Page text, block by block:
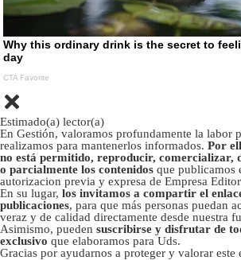
Estimado(a) lector(a)
En Gestión, valoramos profundamente la labor
realizamos para mantenerlos informados. Por
no está permitido, reproducir, comercializar,
o parcialmente los contenidos que publicamos
autorizacion previa y expresa de Empresa
En su lugar, los invitamos a compartir el
publicaciones, para que más personas puedan
veraz y de calidad directamente desde nuestra
Asimismo, pueden suscribirse y disfrutar de
exclusivo que elaboramos para Uds.
Gracias por ayudarnos a proteger y valorar este